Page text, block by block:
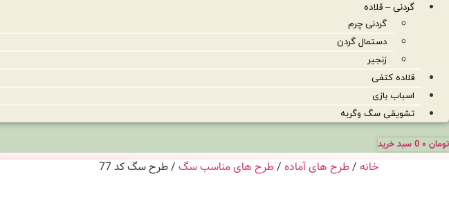
گردنی – قلاده
گردنی چرم
دستمال گردن
زنجیر
قلاده کتفی
اسباب بازی
تشویقی سگ وگربه
تومان 0 سبد خرید
خانه /طرح های آماده /طرح های مناسب سگ / طرح سگ کد 77